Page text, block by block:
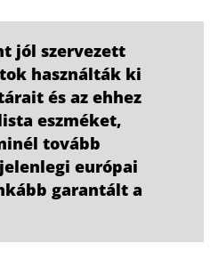
jól szervezett
használták ki
és az ehhez
eszméket,
tovább
európai
garantált a